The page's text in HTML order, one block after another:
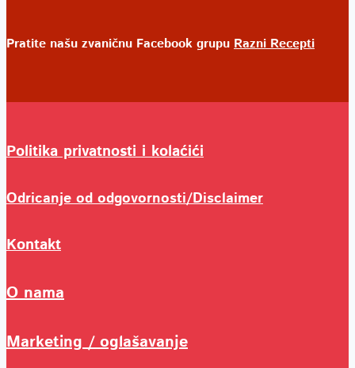
Pratite našu zvaničnu Facebook grupu Razni Recepti
Politika privatnosti i kolaćići
Odricanje od odgovornosti/Disclaimer
Kontakt
O nama
Marketing / oglašavanje